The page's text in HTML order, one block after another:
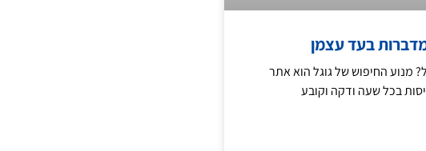
בעד עצמן
מנוע החיפוש של גוגל הוא אתר
בכל שעה ודקה וקובע